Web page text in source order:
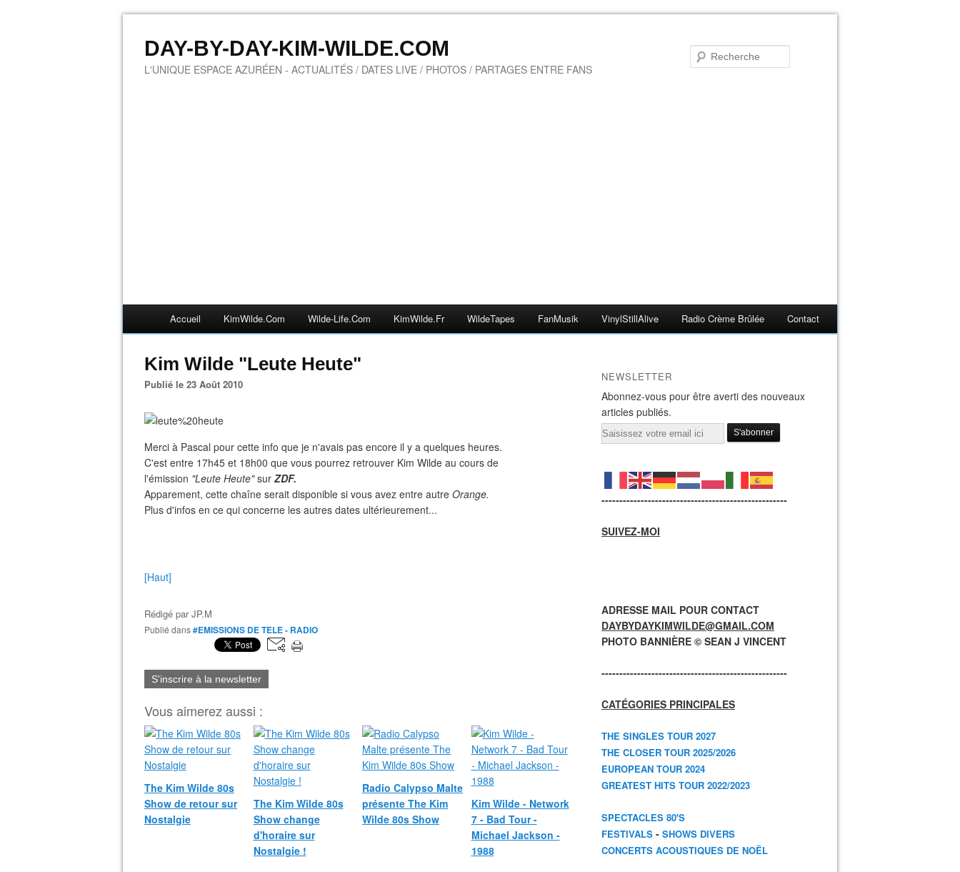
DAY-BY-DAY-KIM-WILDE.COM
L'UNIQUE ESPACE AZURÉEN - ACTUALITÉS / DATES LIVE / PHOTOS / PARTAGES ENTRE FANS
Accueil KimWilde.com Wilde-Life.com KimWilde.fr WildeTapes FanMusik VinylStillAlive Radio Crème Brûlée Contact
Kim Wilde "Leute Heute"
Publié le 23 Août 2010
Merci à Pascal pour cette info que je n'avais pas encore il y a quelques heures.
C'est entre 17h45 et 18h00 que vous pourrez retrouver Kim Wilde au cours de
l'émission "Leute Heute"sur ZDF.
Apparement, cette chaîne serait disponible si vous avez entre autre Orange.
Plus d'infos en ce qui concerne les autres dates ultérieurement...
[Haut]
Rédigé parJP.M
Publié dans#EMISSIONS DE TELE - RADIO
S'inscrire à la newsletter
Vous aimerez aussi :
The Kim Wilde 80s
Show de retour sur
Nostalgie
The Kim Wilde 80s
Show change
d'horaire sur
Nostalgie !
Radio Calypso Malte
présente The Kim
Wilde 80s Show
Kim Wilde - Network
7 - Bad Tour -
Michael Jackson -
1988
NEWSLETTER
Abonnez-vous pour être averti des nouveaux
articles publiés.
Email
----------------------------------------------------
SUIVEZ-MOI
ADRESSE MAIL POUR CONTACT
DAYBYDAYKIMWILDE@GMAIL.COM
PHOTO BANNIÈRE © SEAN J VINCENT
----------------------------------------------------
CATÉGORIES PRINCIPALES
THE SINGLES TOUR 2027
THE CLOSER TOUR 2025/2026
EUROPEAN TOUR 2024
GREATEST HITS TOUR 2022/2023
SPECTACLES 80'S
FESTIVALS - SHOWS DIVERS
CONCERTS ACOUSTIQUES DE NOËL